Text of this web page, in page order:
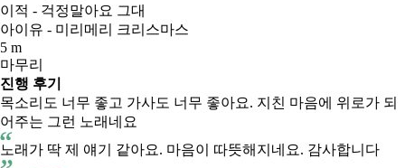
이적 - 걱정말아요 그대
아이유 - 미리메리 크리스마스
5 m
마무리
진행 후기
목소리도 너무 좋고 가사도 너무 좋아요. 지친 마음에 위로가 되
어주는 그런 노래네요
노래가 딱 제 얘기 같아요. 마음이 따뜻해지네요. 감사합니다